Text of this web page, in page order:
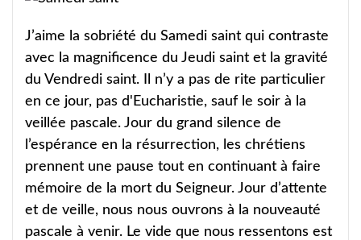
J’aime la sobriété du Samedi saint qui contraste
avec la magnificence du Jeudi saint et la gravité
du Vendredi saint. Il n’y a pas de rite particulier
en ce jour, pas d'Eucharistie, sauf le soir à la
veillée pascale. Jour du grand silence de
l’espérance en la résurrection, les chrétiens
prennent une pause tout en continuant à faire
mémoire de la mort du Seigneur. Jour d’attente
et de veille, nous nous ouvrons à la nouveauté
pascale à venir. Le vide que nous ressentons est